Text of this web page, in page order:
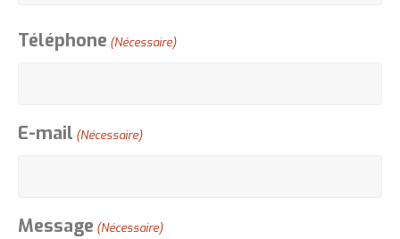
Téléphone (Nécessaire)
E-mail (Nécessaire)
Message (Nécessaire)